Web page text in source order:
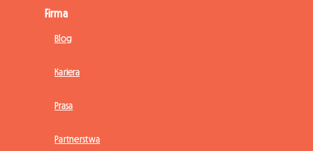
Firma
Blog
Kariera
Prasa
Partnerstwa